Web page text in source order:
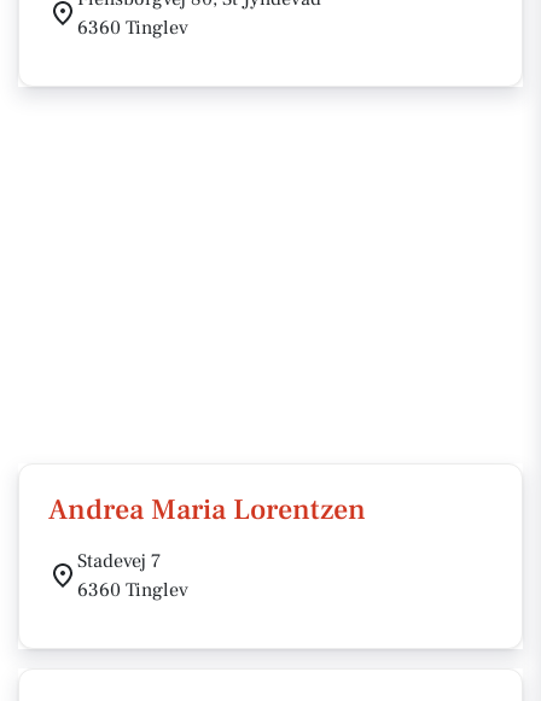
6360 Tinglev
Andrea Maria Lorentzen
Stadevej 7
6360 Tinglev